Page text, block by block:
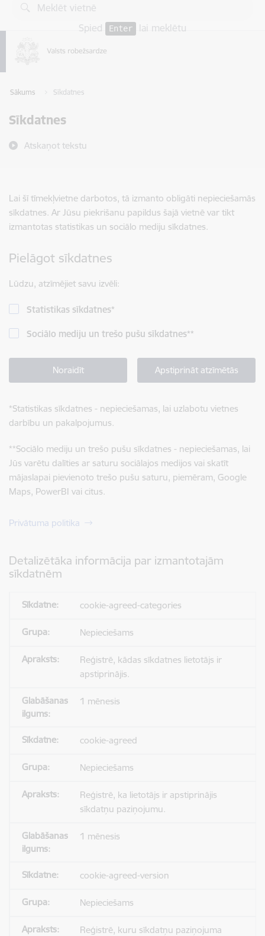
Pāriet uz lapas saturu
Spied
Enter lai meklētu
Sākums Sīkdatnes
Sīkdatnes
Atskaņot tekstu
Lai šī tīmekļvietne darbotos, tā izmanto obligāti nepieciešamās
sīkdatnes. Ar Jūsu piekrišanu papildus šajā vietnē var tikt
izmantotas statistikas un sociālo mediju sīkdatnes.
Pielāgot sīkdatnes
Lūdzu, atzīmējiet savu izvēli:
Statistikas sīkdatnes*
Sociālo mediju un trešo pušu sīkdatnes**
Noraidīt Apstiprināt atzīmētās
*Statistikas sīkdatnes - nepieciešamas, lai uzlabotu vietnes
darbību un pakalpojumus.
**Sociālo mediju un trešo pušu sīkdatnes - nepieciešamas, lai
Jūs varētu dalīties ar saturu sociālajos medijos vai skatīt
mājaslapai pievienoto trešo pušu saturu, piemēram, Google
Maps, PowerBI vai citus.
Privātuma politika
Detalizētāka informācija par izmantotajām
sīkdatnēm
cookie-agreed-categories
Nepieciešams
Reģistrē, kādas sīkdatnes lietotājs ir
apstiprinājis.
1 mēnesis
cookie-agreed
Nepieciešams
Reģistrē, ka lietotājs ir apstiprinājis
sīkdatņu paziņojumu.
1 mēnesis
cookie-agreed-version
Nepieciešams
Reģistrē, kuru sīkdatņu paziņojuma